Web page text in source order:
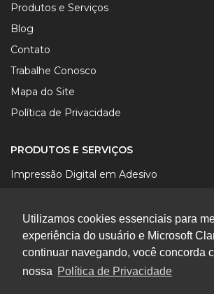
Utilizamos cookies essenciais para
experiência do usuário e Microsoft
continuar navegando, você concorda
nossa Política de Privacidade
Produtos e Serviços
Blog
Contato
Trabalhe Conosco
Mapa do Site
Política de Privacidade
PRODUTOS E SERVIÇOS
Impressão Digital em Adesivo
Impressão Digital em Papel
Impressão Digital UV em Chapa
Impressão Digital Sublimática em Tecido
Produtos Promocionais